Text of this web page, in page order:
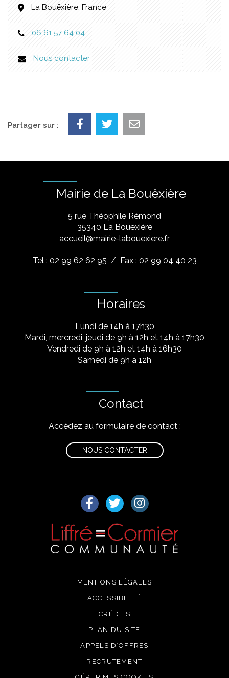
La Bouëxière, France
06 61 57 64 04
Nous contacter
Partager sur :
Mairie de La Bouëxière
5 rue Théophile Rémond
​35340 La Bouëxière
accueil@mairie-labouexiere.fr
Tel : 02 99 62 62 95 / Fax : 02 99 04 40 23
Horaires
Lundi de 14h à 17h30
Mardi, mercredi, jeudi de 9h à 12h et 14h à 17h30
Vendredi de 9h à 12h et 14h à 16h30
Samedi de 9h à 12h
Contact
Accédez au formulaire de contact :
NOUS CONTACTER
Lien vers le compte Facebook
Lien vers le compte Twitter
Lien vers le compte
MENTIONS LÉGALES
ACCESSIBILITÉ
CRÉDITS
PLAN DU SITE
APPELS D’OFFRES
RECRUTEMENT